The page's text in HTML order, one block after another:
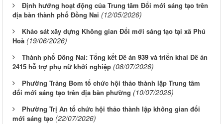
Định hướng hoạt động của Trung tâm Đổi mới sáng tạo trên
địa bàn thành phố Đồng Nai (12/05/2026)
Khảo sát xây dựng Không gian Đổi mới sáng tạo tại xã Phú
Hoà (19/06/2026)
Thành phố Đồng Nai: Tổng kết Đề án 939 và triển khai Đề án
2415 hỗ trợ phụ nữ khởi nghiệp (08/07/2026)
Phường Trảng Bom tổ chức hội thảo thành lập Trung tâm
đổi mới sáng tạo trên địa bàn phường (10/07/2026)
Phường Trị An tổ chức hội thảo thành lập không gian đổi
mới sáng tạo (22/07/2026)